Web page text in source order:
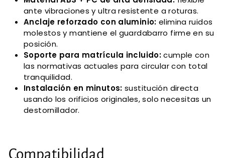
ante vibraciones y ultra resistente a roturas.
Anclaje reforzado con aluminio: elimina ruidos
molestos y mantiene el guardabarro firme en su
posición.
Soporte para matrícula incluido:cumple con
las normativas actuales para circular con total
tranquilidad.
Instalación en minutos: sustitución directa
usando los orificios originales, solo necesitas un
destornillador.
Compatibilidad